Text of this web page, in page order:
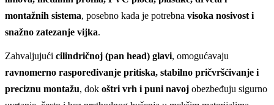
montažnih sistema, posebno kada je potrebna visoka nosivost i
snažno zatezanje vijka.
Zahvaljujući cilindričnoj (pan head) glavi, omogućavaju
ravnomerno raspoređivanje pritiska, stabilno pričvršćivanje i
preciznu montažu, dok oštri vrh i puni navoj obezbeđuju sigurno